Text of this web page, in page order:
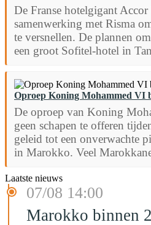
De Franse hotelgigant
samenwerking met Risma
te versnellen. De plannen
een groot Sofitel-hotel in
Oproep Koning Mohammed VI
De oproep van Koning
geen schapen te offeren
geleid tot een onverwachte
in Marokko. Veel
Laatste nieuws
07/08 14:00
Marokko binnen